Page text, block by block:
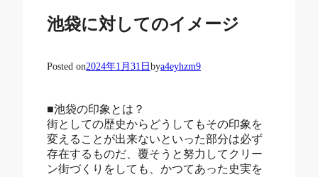
池袋に対してのイメージ
Posted on2024年1月31日 bya4eyhzm9
■池袋の印象とは？
街としての歴史からどうしてもその印象を
変えることが出来ないといった部分は必ず
存在するものだ、覆そうと努力してクリー
ン街づくりをしても、かつてあった史実を